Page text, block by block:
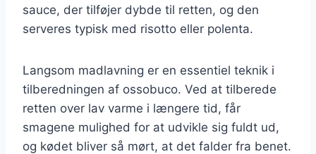
sauce, der tilføjer dybde til retten, og den
serveres typisk med risotto eller polenta.
Langsom madlavning er en essentiel teknik i
tilberedningen af ossobuco. Ved at tilberede
retten over lav varme i længere tid, får
smagene mulighed for at udvikle sig fuldt ud,
og kødet bliver så mørt, at det falder fra benet.